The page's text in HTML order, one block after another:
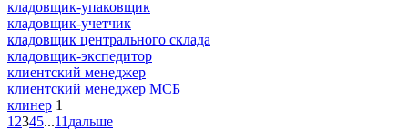
кладовщик-упаковщик
кладовщик-учетчик
кладовщик центрального склада
кладовщик-экспедитор
клиентский менеджер
клиентский менеджер МСБ
клинер 1
1 2345...11 дальше